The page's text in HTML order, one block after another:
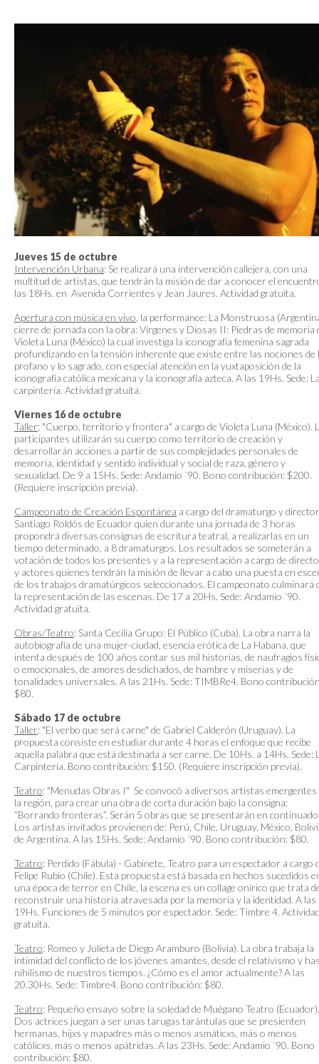
Jueves 15 de octubre
Intervención Urbana: Se realizará una intervención callejera, con una
multitud de artistas, que tendrán la misión de dar a conocer el
las 18Hs. en Avenida Corrientes y Jean Jaures. Actividad gratuita.
Apertura con música en vivo , la performance: La Monstruosa
cierre de jornada con la obra: Vírgenes y Diosas II: Piedras de memoria
Violeta Luna (México) la cual investiga la iconografía femenina sagrada
profundizando en la tensión inherente que existe entre las nociones de
profano y lo sagrado, con especial atención en la yuxtaposición de la
iconografía católica mexicana y la iconografía azteca. A las 19Hs. Sede:
carpintería. Actividad gratuita.
Viernes 16 de octubre
Taller: "Cuerpo, territorio y frontera" a cargo de Violeta Luna (México).
participantes utilizarán su cuerpo como territorio de creación y
desarrollarán acciones a partir de sus complejidades personales de
memoria, identidad y sentido individual y social de raza, género y
sexualidad. De 9 a 15Hs. Sede: Andamio ´90. Bono contribución: $200.
(Requiere inscripción previa).
Campeonato de Creación Espontánea a cargo del dramaturgo y director
Santiago Roldós de Ecuador quien durante una jornada de 3 horas
propondrá diversas consignas de escritura teatral, a realizarlas en un
tiempo determinado, a 8 dramaturgos. Los resultados se someterán a
votación de todos los presentes y a la representación a cargo de
y actores quienes tendrán la misión de llevar a cabo una puesta en
de los trabajos dramatúrgicos seleccionados. El campeonato culminará
la representación de las escenas. De 17 a 20Hs. Sede: Andamio ´90.
Actividad gratuita.
Obras/Teatro: Santa Cecilia Grupo: El Público (Cuba). La obra narra la
autobiografía de una mujer-ciudad, esencia erótica de La Habana, que
intenta después de 100 años contar sus mil historias, de naufragios
o emocionales, de amores desdichados, de hambre y miserias y de
tonalidades universales. A las 21Hs. Sede: TIMBRe4. Bono
$80.
Sábado 17 de octubre
Taller: "El verbo que será carne" de Gabriel Calderón (Uruguay). La
propuesta consiste en estudiar durante 4 horas el enfoque que recibe
aquella palabra que está destinada a ser carne. De 10Hs. a 14Hs. Sede:
Carpintería. Bono contribución: $150. (Requiere inscripción previa).
Teatro: "Menudas Obras I" Se convocó a diversos artistas emergentes
la región, para crear una obra de corta duración bajo la consigna:
“Borrando fronteras”. Serán 5 obras que se presentarán en
Los artistas invitados provienen de: Perú, Chile, Uruguay, México,
de Argentina. A las 15Hs. Sede: Andamio ´90. Bono contribución: $80.
Teatro: Perdido (Fábula) - Gabinete, Teatro para un espectador a cargo
Felipe Rubio (Chile). Esta propuesta está basada en hechos sucedidos
una época de terror en Chile, la escena es un collage onírico que trata
reconstruir una historia atravesada por la memoria y la identidad. A las
19Hs. Funciones de 5 minutos por espectador. Sede: Timbre 4.
gratuita.
Teatro: Romeo y Julieta de Diego Aramburo (Bolivia). La obra trabaja la
intimidad del conflicto de los jóvenes amantes, desde el relativismo y
nihilismo de nuestros tiempos. ¿Cómo es el amor actualmente? A las
20.30Hs. Sede: Timbre4. Bono contribución: $80.
Teatro: Pequeño ensayo sobre la soledad de Muégano Teatro (Ecuador).
Dos actrices juegan a ser unas tarugas tarántulas que se presienten
hermanas, hijxs y mapadres más o menos asmáticxs, más o menos
católicxs, más o menos apátridas. A las 23Hs. Sede: Andamio ´90. Bono
contribución: $80.